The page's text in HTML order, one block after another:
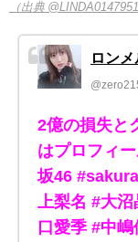
（出典
ロンメ
2億の損失と
はプロフィ
坂46
上梨名 #大
口愛季 #中